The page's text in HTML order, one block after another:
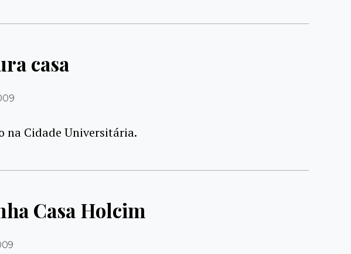
casa
na Cidade Universitária.
Casa Holcim